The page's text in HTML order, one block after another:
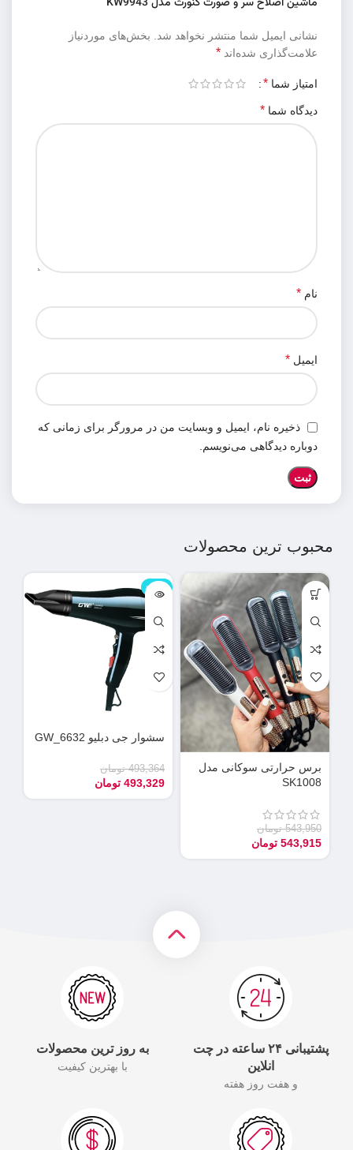
نشانی ایمیل شما منتشر نخواهد شد. بخش‌های موردنیاز
علامت‌گذاری شده‌اند *
امتیاز شما *
دیدگاه شما *
نام *
ایمیل *
ذخیره نام، ایمیل و وبسایت من در مرورگر برای زمانی که
دوباره دیدگاهی می‌نویسم.
محبوب ترین محصولات
برس حرارتی سوکانی مدل
SK1008
543,950 تومان
543,915 تومان
ناموجود
سشوار جی دبلیو GW_6632
493,364 تومان
493,329 تومان
پشتیبانی ۲۴ ساعته در چت
انلاین
و هفت روز هفته
به روز ترین محصولات
با بهترین کیفیت